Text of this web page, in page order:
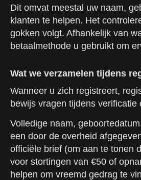
Dit omvat meestal uw naam,
klanten te helpen. Het
gokken volgt. Afhankelijk van
betaalmethode u gebruikt om
Wat we verzamelen tijdens
Wanneer u zich registreert,
bewijs vragen tijdens
Volledige naam,
een door de overheid
officiële brief (om aan te tonen
voor stortingen van €50 of
helpen om vreemd gedrag te